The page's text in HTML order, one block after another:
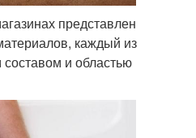
представлен
каждый из
составом и областью